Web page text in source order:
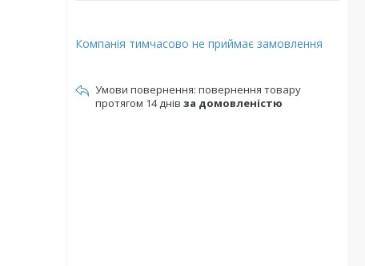
Компанія тимчасово не приймає замовлення
повернення товару
протягом 14 днів за домовленістю